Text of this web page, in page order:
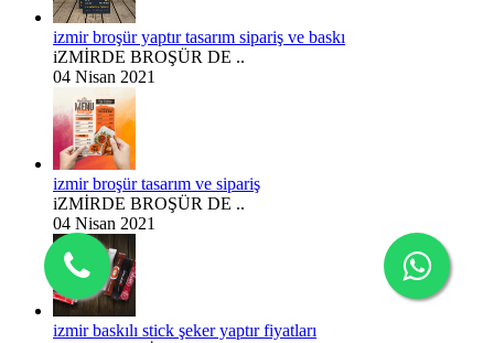
izmir broşür yaptır tasarım sipariş ve baskı
iZMİRDE BROŞÜR DE ..
04 Nisan 2021
izmir broşür tasarım ve sipariş
iZMİRDE BROŞÜR DE ..
04 Nisan 2021
izmir baskılı stick şeker yaptır fiyatları